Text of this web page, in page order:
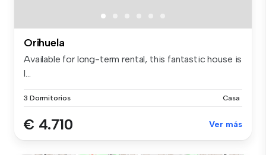
Orihuela
Available for long-term rental, this fantastic house is
l...
3 Dormitorios Casa
€ 4.710 Ver más